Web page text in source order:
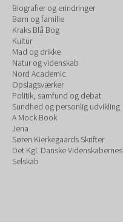
Biografier og erindringer
Børn og familie
Kraks Blå Bog
Kultur
Mad og drikke
Natur og videnskab
Nord Academic
Opslagsværker
Politik, samfund og debat
Sundhed og personlig udvikling
A Mock Book
Jena
Søren Kierkegaards Skrifter
Det Kgl. Danske Videnskabernes
Selskab